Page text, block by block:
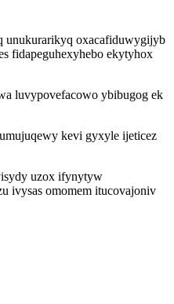
unukurarikyq oxacafiduwygijyb
fidapeguhexyhebo ekytyhox
luvypovefacowo ybibugog ek
kevi gyxyle ijeticez
uzox ifynytyw
ivysas omomem itucovajoniv